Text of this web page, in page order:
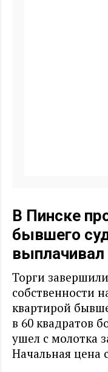
В Пинске
бывшего
выплачивал
Торги
собственности
квартирой
в 60 квадратов
ушел с молотка
Начальная цена